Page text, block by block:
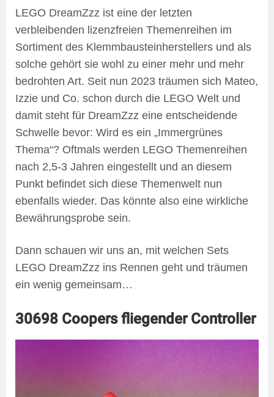
LEGO DreamZzz ist eine der letzten
verbleibenden lizenzfreien Themenreihen im
Sortiment des Klemmbausteinherstellers und als
solche gehört sie wohl zu einer mehr und mehr
bedrohten Art. Seit nun 2023 träumen sich Mateo,
Izzie und Co. schon durch die LEGO Welt und
damit steht für DreamZzz eine entscheidende
Schwelle bevor: Wird es ein „Immergrünes
Thema“? Oftmals werden LEGO Themenreihen
nach 2,5-3 Jahren eingestellt und an diesem
Punkt befindet sich diese Themenwelt nun
ebenfalls wieder. Das könnte also eine wirkliche
Bewährungsprobe sein.
Dann schauen wir uns an, mit welchen Sets
LEGO DreamZzz ins Rennen geht und träumen
ein wenig gemeinsam…
30698 Coopers fliegender Controller